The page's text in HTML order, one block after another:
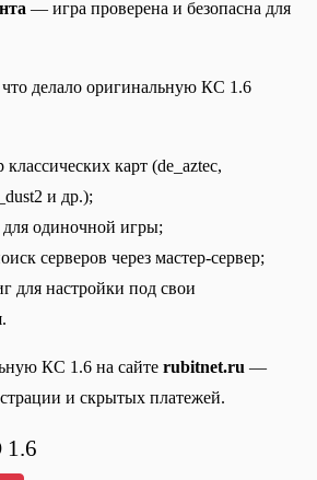
— игра проверена и безопасна для
делало оригинальную КС 1.6
карт (de_aztec,
и др.);
одиночной игры;
серверов через мастер-сервер;
для настройки под свои
КС 1.6 на сайте rubitnet.ru —
и скрытых платежей.
1.6